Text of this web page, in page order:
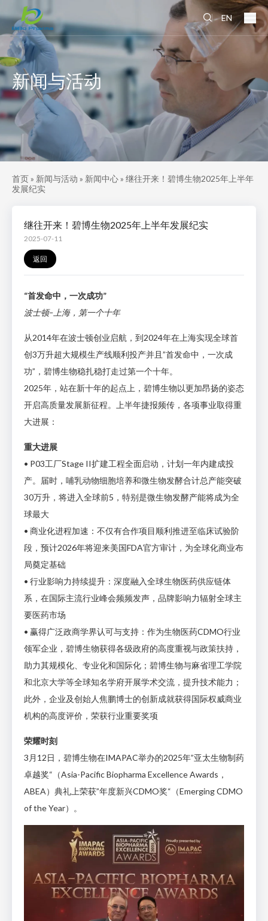
EN
新闻与活动
首页» 新闻与活动 » 新闻中心» 继往开来！碧博生物2025年上半年
发展纪实
继往开来！碧博生物2025年上半年发展纪实
2025-07-11
返回
“首发命中，一次成功”
波士顿–上海，第一个十年
从2014年在波士顿创业启航，到2024年在上海实现全球首
创3万升超大规模生产线顺利投产并且”首发命中，一次成
功”，碧博生物稳扎稳打走过第一个十年。
2025年，站在新十年的起点上，碧博生物以更加昂扬的姿态
开启高质量发展新征程。上半年捷报频传，各项事业取得重
大进展：
重大进展
• P03工厂Stage II扩建工程全面启动，计划一年内建成投
产。届时，哺乳动物细胞培养和微生物发酵合计总产能突破
30万升，将进入全球前5，特别是微生物发酵产能将成为全
球最大
• 商业化进程加速：不仅有合作项目顺利推进至临床试验阶
段，预计2026年将迎来美国FDA官方审计，为全球化商业布
局奠定基础
• 行业影响力持续提升：深度融入全球生物医药供应链体
系，在国际主流行业峰会频频发声，品牌影响力辐射全球主
要医药市场
• 赢得广泛政商学界认可与支持：作为生物医药CDMO行业
领军企业，碧博生物获得各级政府的高度重视与政策扶持，
助力其规模化、专业化和国际化；碧博生物与麻省理工学院
和北京大学等全球知名学府开展学术交流，提升技术能力；
此外，企业及创始人焦鹏博士的创新成就获得国际权威商业
机构的高度评价，荣获行业重要奖项
荣耀时刻
3月12日，碧博生物在IMAPAC举办的2025年”亚太生物制药
卓越奖“（Asia-Pacific Biopharma Excellence Awards，
ABEA）典礼上荣获”年度新兴CDMO奖“（Emerging CDMO
of the Year）。